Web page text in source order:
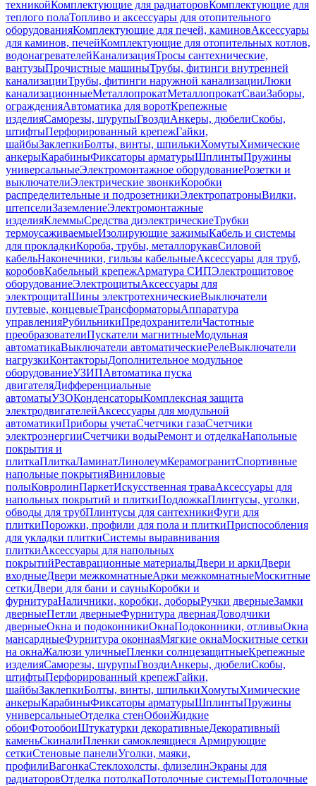
техникойКомплектующие для радиаторовКомплектующие для
теплого полаТопливо и аксессуары для отопительного
оборудованияКомплектующие для печей, каминовАксессуары
для каминов, печейКомплектующие для отопительных котлов,
водонагревателейКанализацияТросы сантехнические,
вантузыПрочистные машиныТрубы, фитинги внутренней
канализацииТрубы, фитинги наружной канализацииЛюки
канализационныеМеталлопрокатМеталлопрокатСваиЗаборы,
огражденияАвтоматика для воротКрепежные
изделияСаморезы, шурупыГвоздиАнкеры, дюбелиСкобы,
штифтыПерфорированный крепежГайки,
шайбыЗаклепкиБолты, винты, шпилькиХомутыХимические
анкерыКарабиныФиксаторы арматурыШплинтыПружины
универсальныеЭлектромонтажное оборудованиеРозетки и
выключателиЭлектрические звонкиКоробки
распределительные и подрозетникиЭлектропатроныВилки,
штепселиЗаземлениеЭлектромонтажные
изделияКлеммыСредства диэлектрическиеТрубки
термоусаживаемыеИзолирующие зажимыКабель и системы
для прокладкиКороба, трубы, металлорукавСиловой
кабельНаконечники, гильзы кабельныеАксессуары для труб,
коробовКабельный крепежАрматура СИПЭлектрощитовое
оборудованиеЭлектрощитыАксессуары для
электрощитаШины электротехническиеВыключатели
путевые, концевыеТрансформаторыАппаратура
управленияРубильникиПредохранителиЧастотные
преобразователиПускатели магнитныеМодульная
автоматикаВыключатели автоматическиеРелеВыключатели
нагрузкиКонтакторыДополнительное модульное
оборудованиеУЗИПАвтоматика пуска
двигателяДифференциальные
автоматыУЗОКонденсаторыКомплексная защита
электродвигателейАксессуары для модульной
автоматикиПриборы учетаСчетчики газаСчетчики
электроэнергииСчетчики водыРемонт и отделкаНапольные
покрытия и
плиткаПлиткаЛаминатЛинолеумКерамогранитСпортивные
напольные покрытияВиниловые
полыКовролинПаркетИскусственная траваАксессуары для
напольных покрытий и плиткиПодложкаПлинтусы, уголки,
обводы для трубПлинтусы для сантехникиФуги для
плиткиПорожки, профили для пола и плиткиПриспособления
для укладки плиткиСистемы выравнивания
плиткиАксессуары для напольных
покрытийРеставрационные материалыДвери и аркиДвери
входныеДвери межкомнатныеАрки межкомнатныеМоскитные
сеткиДвери для бани и сауныКоробки и
фурнитураНаличники, коробки, доборыРучки дверныеЗамки
дверныеПетли дверныеФурнитура двернаяДоводчики
дверныеОкна и подоконникиОкнаПодоконники, отливыОкна
мансардныеФурнитура оконнаяМягкие окнаМоскитные сетки
на окнаЖалюзи уличныеПленки солнцезащитныеКрепежные
изделияСаморезы, шурупыГвоздиАнкеры, дюбелиСкобы,
штифтыПерфорированный крепежГайки,
шайбыЗаклепкиБолты, винты, шпилькиХомутыХимические
анкерыКарабиныФиксаторы арматурыШплинтыПружины
универсальныеОтделка стенОбоиЖидкие
обоиФотообоиШтукатурки декоративныеДекоративный
каменьСкиналиПленки самоклеящиеся Армирующие
сеткиСтеновые панелиУголки, маяки,
профилиВагонкаСтеклохолсты, флизелинЭкраны для
радиаторовОтделка потолкаПотолочные системыПотолочные